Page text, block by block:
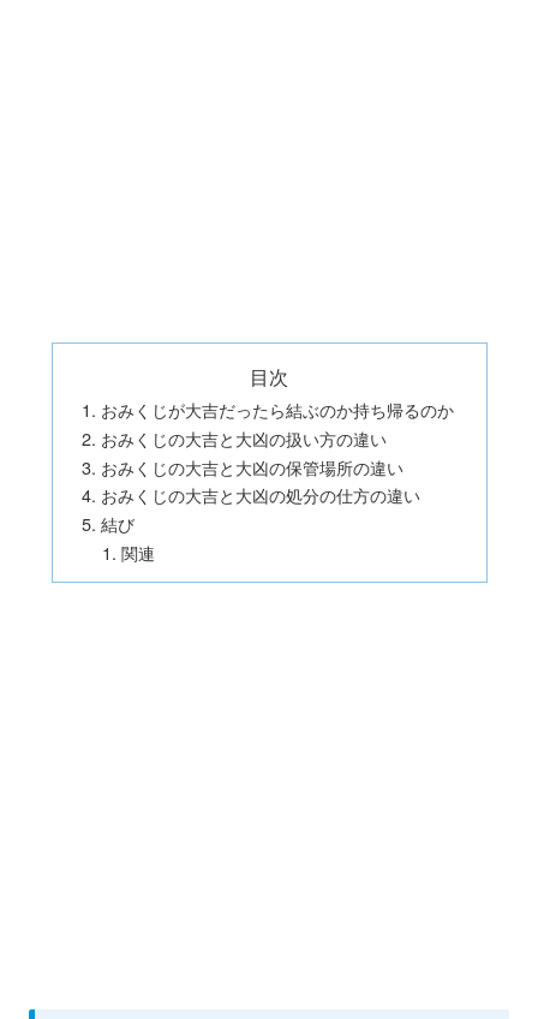
目次
おみくじが大吉だったら結ぶのか持ち帰るのか
おみくじの大吉と大凶の扱い方の違い
おみくじの大吉と大凶の保管場所の違い
おみくじの大吉と大凶の処分の仕方の違い
結び
関連